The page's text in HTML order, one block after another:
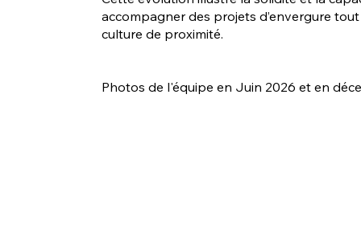
accompagner des projets d’envergure
culture de proximité.
Photos de l'équipe en Juin 2026 et en